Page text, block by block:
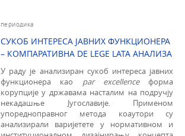
периодика
СУКОБ ИНТЕРЕСА ЈАВНИХ ФУНКЦИОНЕРА
– КОМПАРАТИВНА DE LEGE LATA АНАЛИЗА
У раду је анализиран сукоб интереса јавних
функционера као par excellenceформа
корупције у државама насталим на подручју
некадашње Југославије. Применом
упоредноправног метода коаутори су
анализирали варијетете у нормативном и